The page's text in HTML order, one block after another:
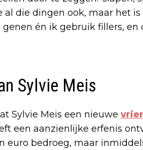
al die dingen ook, maar het
genen én ik gebruik fillers,
Sylvie Meis
Sylvie Meis een nieuwe
een aanzienlijke erfenis
euro bedroeg, maar